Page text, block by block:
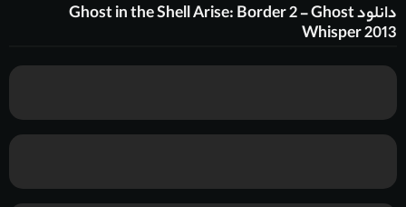
دانلود Ghost in the Shell Arise: Border 2 - Ghost
Whisper 2013